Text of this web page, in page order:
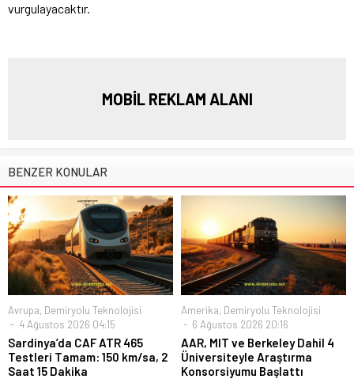
vurgulayacaktır.
MOBİL REKLAM ALANI
BENZER KONULAR
Avrupa, Demiryolu Teknolojisi
4 Ağustos 2026 04:15
Sardinya’da CAF ATR 465
Testleri Tamam: 150 km/sa, 2
Saat 15 Dakika
Amerika, Demiryolu Teknolojisi
6 Ağustos 2026 20:16
AAR, MIT ve Berkeley Dahil 4
Üniversiteyle Araştırma
Konsorsiyumu Başlattı